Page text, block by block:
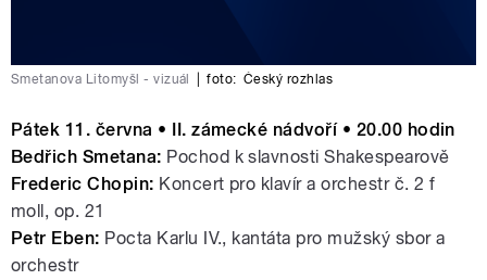
Smetanova Litomyšl - vizuál foto: Český rozhlas
Pátek 11. června • II. zámecké nádvoří • 20.00 hodin
Bedřich Smetana: Pochod k slavnosti Shakespearově
Frederic Chopin: Koncert pro klavír a orchestr č. 2 f
moll, op. 21
Petr Eben: Pocta Karlu IV., kantáta pro mužský sbor a
orchestr